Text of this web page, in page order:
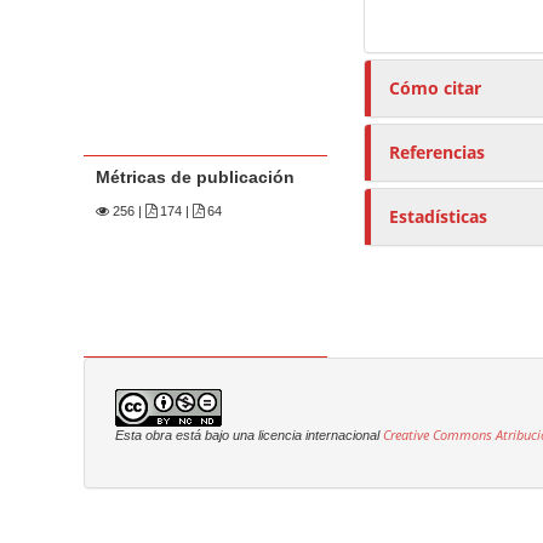
Métricas de publicación
256| 174 | 64
Cómo citar
Referencias
Estadísticas
Esta obra está bajo una licencia internacional Creative Commons